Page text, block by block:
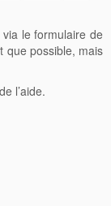
le formulaire de
que possible, mais
l’aide.